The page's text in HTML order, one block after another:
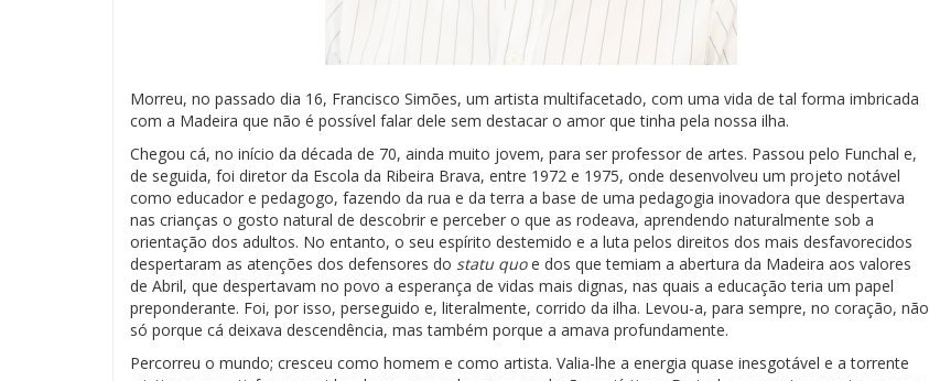
Morreu, no passado dia 16, Francisco Simões, um artista multifacetado, com uma vida de tal forma imbricada
com a Madeira que não é possível falar dele sem destacar o amor que tinha pela nossa ilha.
Chegou cá, no início da década de 70, ainda muito jovem, para ser professor de artes. Passou pelo Funchal e,
de seguida, foi diretor da Escola da Ribeira Brava, entre 1972 e 1975, onde desenvolveu um projeto notável
como educador e pedagogo, fazendo da rua e da terra a base de uma pedagogia inovadora que despertava
nas crianças o gosto natural de descobrir e perceber o que as rodeava, aprendendo naturalmente sob a
orientação dos adultos. No entanto, o seu espírito destemido e a luta pelos direitos dos mais desfavorecidos
despertaram as atenções dos defensores do statu quoe dos que temiam a abertura da Madeira aos valores
de Abril, que despertavam no povo a esperança de vidas mais dignas, nas quais a educação teria um papel
preponderante. Foi, por isso, perseguido e, literalmente, corrido da ilha. Levou-a, para sempre, no coração, não
só porque cá deixava descendência, mas também porque a amava profundamente.
Percorreu o mundo; cresceu como homem e como artista. Valia-lhe a energia quase inesgotável e a torrente